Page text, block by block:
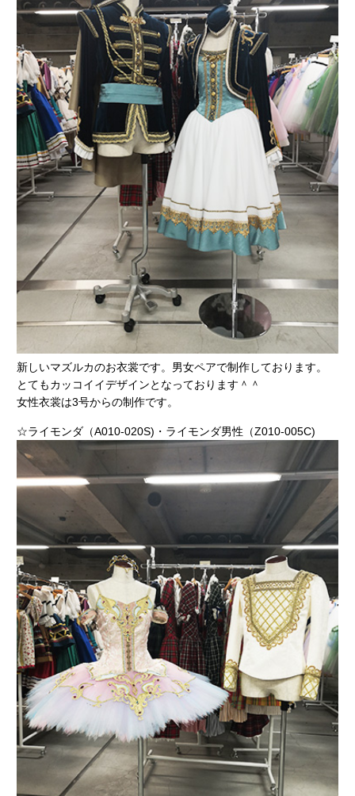
新しいマズルカのお衣裳です。男女ペアで制作しております。
とてもカッコイイデザインとなっております＾＾
女性衣裳は3号からの制作です。
☆ライモンダ（A010-020S)・ライモンダ男性（Z010-005C)